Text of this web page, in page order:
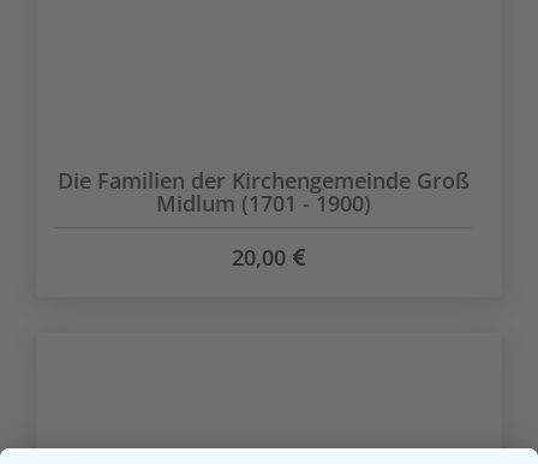
Die Familien der Kirchengemeinde Groß
Midlum (1701 - 1900)
20,00